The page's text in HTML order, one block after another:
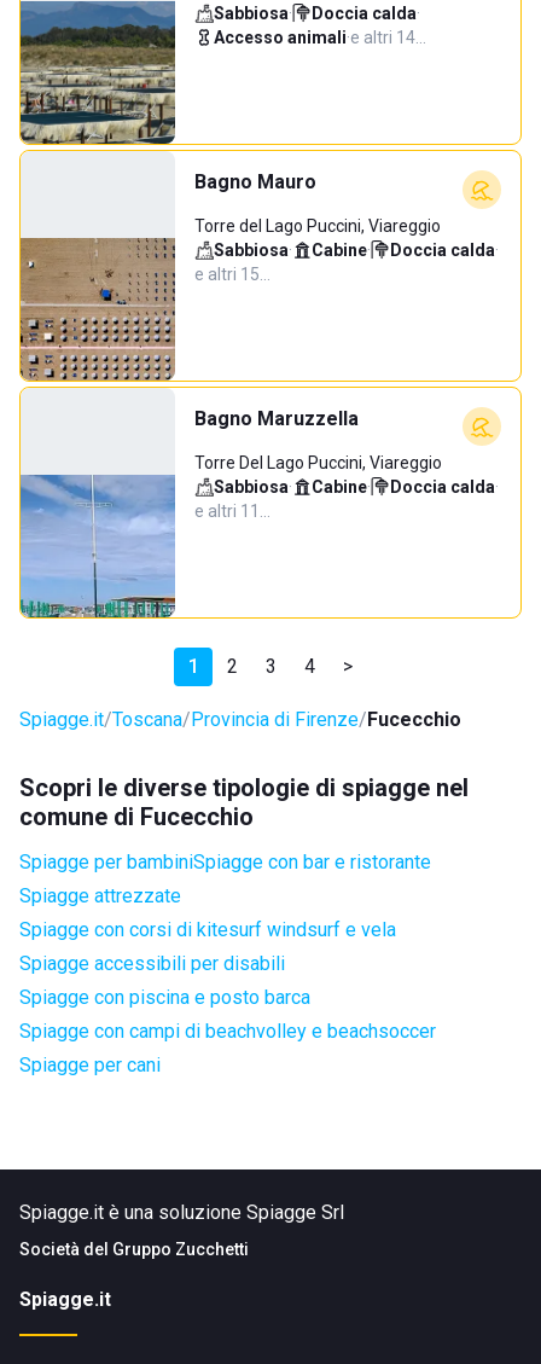
Sabbiosa· Doccia calda·
Accesso animali·e altri 14…
Bagno Mauro
Torre del Lago Puccini, Viareggio
Sabbiosa· Cabine· Doccia calda·
e altri 15…
Bagno Maruzzella
Torre Del Lago Puccini, Viareggio
Sabbiosa· Cabine· Doccia calda·
e altri 11…
1 2 3 4 >
Spiagge.it Toscana Provincia di Firenze Fucecchio
Scopri le diverse tipologie di spiagge nel
comune di Fucecchio
Spiagge per bambiniSpiagge con bar e ristorante
Spiagge attrezzate
Spiagge con corsi di kitesurf windsurf e vela
Spiagge accessibili per disabili
Spiagge con piscina e posto barca
Spiagge con campi di beachvolley e beachsoccer
Spiagge per cani
Spiagge.it è una soluzione Spiagge Srl
Società del Gruppo Zucchetti
Spiagge.it